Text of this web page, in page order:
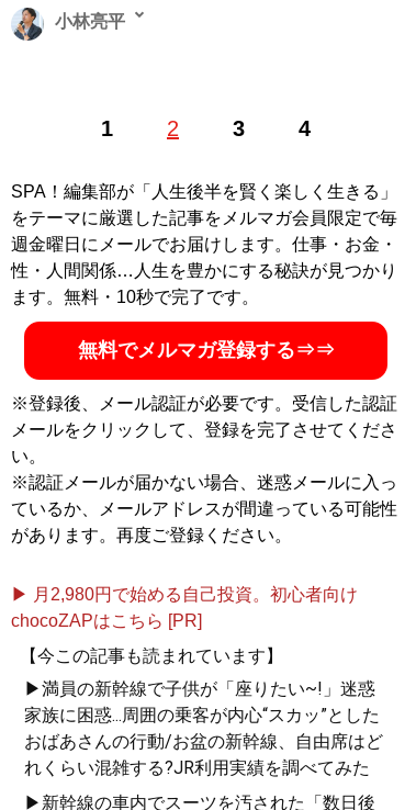
1 2 3 4
小林亮平
行。同行退社後、ブログやSNSでNISAやiDeCoなど資産
ACADEMY」の運営に注力しており、YouTubeのチャン
ネル登録者数は70万人を超える。「超初心者でも理解で
きるよう優しく伝える」をモットーに、自作のイラスト
を駆使した丁寧な解説が好評を得ている。著書に『
これ
だけやれば大丈夫！ お金の不安がなくなる資産形成1年
生 』(KADOKAWA)がある
記事一覧へ
SPA！編集部が「人生後半を賢く楽しく生きる」
をテーマに厳選した記事をメルマガ会員限定で毎
週金曜日にメールでお届けします。仕事・お金・
性・人間関係…人生を豊かにする秘訣が見つかり
ます。無料・10秒で完了です。
無料でメルマガ登録する⇒⇒
※登録後、メール認証が必要です。受信した認証
メールをクリックして、登録を完了させてくださ
い。
※認証メールが届かない場合、迷惑メールに入っ
ているか、メールアドレスが間違っている可能性
があります。再度ご登録ください。
▶ 月2,980円で始める自己投資。初心者向け
chocoZAPはこちら [PR]
【今この記事も読まれています】
▶満員の新幹線で子供が「座りたい~!」迷惑
家族に困惑...周囲の乗客が内心“スカッ”とした
おばあさんの行動/お盆の新幹線、自由席はど
れくらい混雑する?JR利用実績を調べてみた
▶新幹線の車内でスーツを汚された「数日後